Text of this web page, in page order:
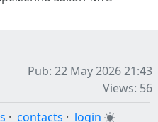
Pub: 22 May 2026 21:43
Views: 56
· contacts · login